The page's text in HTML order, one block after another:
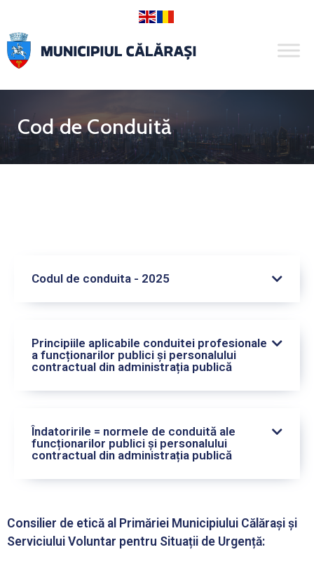
Cod de Conduită
Codul de conduita - 2025
Principiile aplicabile conduitei profesionale
a funcționarilor publici și personalului
contractual din administrația publică
Îndatoririle = normele de conduită ale
funcționarilor publici și personalului
contractual din administrația publică
Consilier de etică al Primăriei Municipiului Călărași și
Serviciului Voluntar pentru Situații de Urgență: